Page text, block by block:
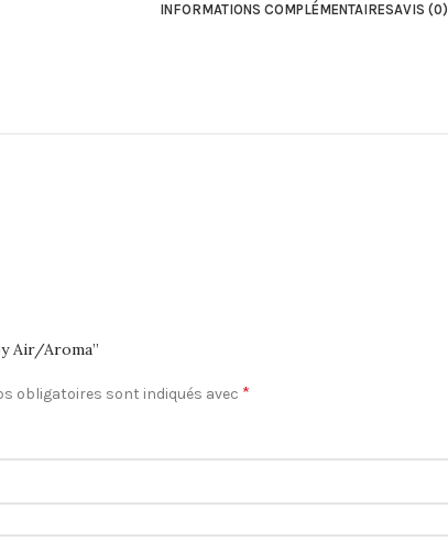
INFORMATIONS COMPLÉMENTAIRESAVIS (0)
Air/Aroma”
obligatoires sont indiqués avec *